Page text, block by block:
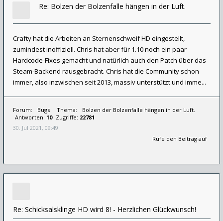
Re: Bolzen der Bolzenfalle hängen in der Luft.
Crafty hat die Arbeiten an Sternenschweif HD eingestellt,
zumindest inoffiziell. Chris hat aber für 1.10 noch ein paar
Hardcode-Fixes gemacht und natürlich auch den Patch über das
Steam-Backend rausgebracht. Chris hat die Community schon
immer, also inzwischen seit 2013, massiv unterstützt und imme...
Forum: Bugs Thema:
Bolzen der Bolzenfalle hängen in der Luft.
Antworten: 10 Zugriffe: 22781
30. Jul 2021, 09:49
Rufe den Beitrag auf
Re: Schicksalsklinge HD wird 8! - Herzlichen Glückwunsch!